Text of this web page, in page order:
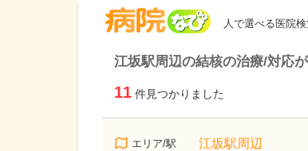
人で選べる医院
江坂駅周辺の結核の治療/対応
11 件見つかりました
エリア/駅 江坂駅周辺